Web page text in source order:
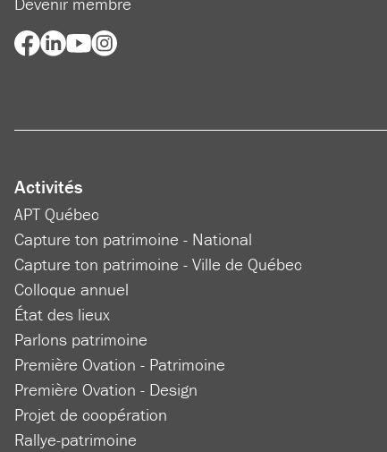
Activités
APT Québec
Capture ton patrimoine - National
Capture ton patrimoine - Ville de Québec
Colloque annuel
État des lieux
Parlons patrimoine
Première Ovation - Patrimoine
Première Ovation - Design
Projet de coopération
Rallye-patrimoine